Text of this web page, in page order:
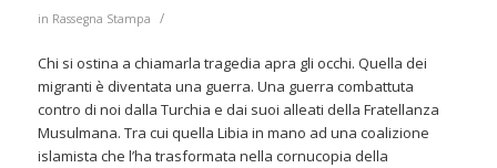
in Rassegna Stampa /
Chi si ostina a chiamarla tragedia apra gli occhi. Quella dei
migranti è diventata una guerra. Una guerra combattuta
contro di noi dalla Turchia e dai suoi alleati della Fratellanza
Musulmana. Tra cui quella Libia in mano ad una coalizione
islamista che l’ha trasformata nella cornucopia della